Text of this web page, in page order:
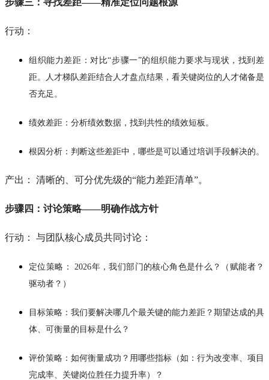
行动：
组织能力差距：对比“步骤一”的组织能力要求与现状，找到差
距。人才梯队差距结合人才盘点结果，看关键岗位的人才储备是
否充足。
绩效差距：分析绩效数据，找到共性的绩效短板。
根因分析：判断这些差距中，哪些是可以通过培训手段解决的。
产出： 清晰的、可分优先级的“能力差距清单”。
步骤四：讨论策略——明确作战方针
行动： 与团队核心成员共同讨论：
定位策略： 2026年，我们部门的核心角色是什么？（赋能者？
驱动者？）
目标策略：我们要解决哪几个最关键的能力差距？期望达成的具
体、可衡量的目标是什么？
评价策略：如何衡量成功？用哪些指标（如：行为改变率、项目
完成率、关键岗位胜任力提升率）？